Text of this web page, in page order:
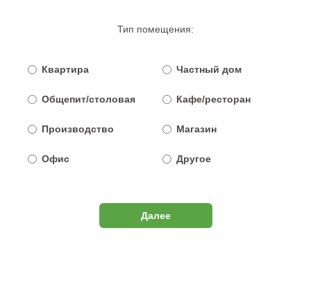
Тип помещения:
Квартира Частный дом
Общепит/столовая Кафе/ресторан
Производство Магазин
Офис Другое
Далее